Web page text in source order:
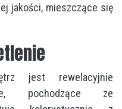
jakości, mieszczące się
jest rewelacyjnie
pochodzące ze